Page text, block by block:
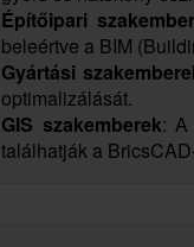
Építőipari
beleértve a BIM
Gyártási
optimalizálását.
GIS szakemberek: A
találhatják a